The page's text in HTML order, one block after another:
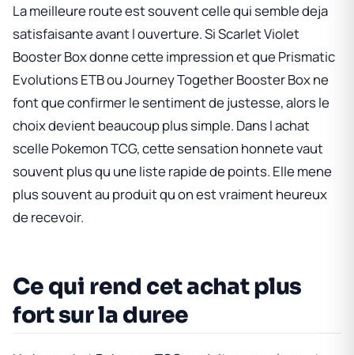
La meilleure route est souvent celle qui semble deja
satisfaisante avant l ouverture. SiScarlet Violet
Booster Boxdonne cette impression et que Prismatic
Evolutions ETBouJourney Together Booster Boxne
font que confirmer le sentiment de justesse, alors le
choix devient beaucoup plus simple. Dans l achat
scelle Pokemon TCG, cette sensation honnete vaut
souvent plus qu une liste rapide de points. Elle mene
plus souvent au produit qu on est vraiment heureux
de recevoir.
Ce qui rend cet achat plus
fort sur la duree